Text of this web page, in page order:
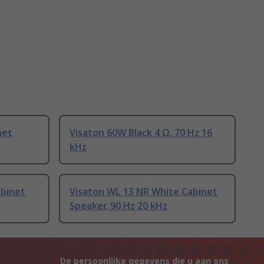
Visaton 60W Black 4 Ω, 70 Hz 16
kHz
Visaton WL 13 NR White Cabinet
Speaker, 90 Hz 20 kHz
De persoonlijke gegevens die u aan ons